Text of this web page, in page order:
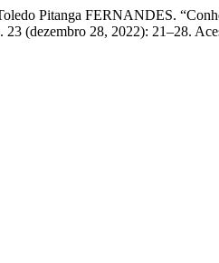
Pitanga FERNANDES.
23 (dezembro 28, 2022): 21–28.